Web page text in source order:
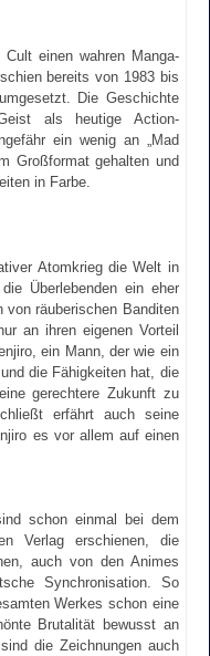
einen wahren Manga-
bereits von 1983 bis
Die Geschichte
als heutige Action-
ein wenig an „Mad
Großformat gehalten und
in Farbe.
Atomkrieg die Welt in
Überlebenden ein eher
von räuberischen Banditen
an ihren eigenen Vorteil
ein Mann, der wie ein
die Fähigkeiten hat, die
gerechtere Zukunft zu
erfährt auch seine
es vor allem auf einen
schon einmal bei dem
Verlag erschienen, die
auch von den Animes
Synchronisation. So
Werkes schon eine
Brutalität bewusst an
die Zeichnungen auch